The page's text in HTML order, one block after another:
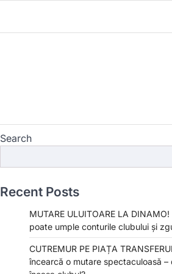
Search
Recent Posts
MUTARE ULUITOARE LA
poate umple conturile clubului și
CUTREMUR PE PIAȚA
încearcă o mutare spectaculoasă –